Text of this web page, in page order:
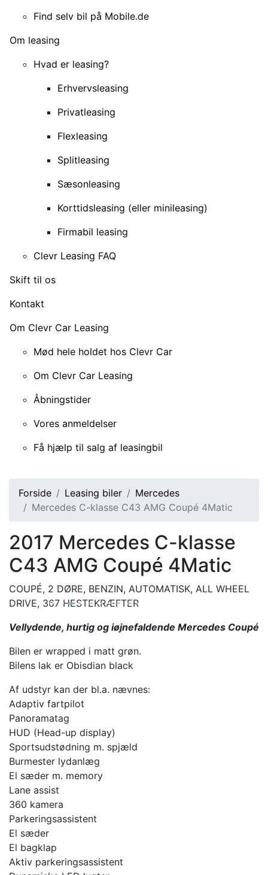
Find selv bil på Mobile.de
Om leasing
Hvad er leasing?
Erhvervsleasing
Privatleasing
Flexleasing
Splitleasing
Sæsonleasing
Korttidsleasing (eller minileasing)
Firmabil leasing
Clevr Leasing FAQ
Skift til os
Kontakt
Om Clevr Car Leasing
Mød hele holdet hos Clevr Car
Om Clevr Car Leasing
Åbningstider
Vores anmeldelser
Få hjælp til salg af leasingbil
Forside Leasing biler
Mercedes
Mercedes C-klasse C43 AMG Coupé 4Matic
2017 Mercedes C-klasse
C43 AMG Coupé 4Matic
COUPÉ, 2 DØRE, BENZIN, AUTOMATISK, ALL WHEEL
DRIVE, 367 HESTEKRÆFTER
Vellydende, hurtig og iøjnefaldende Mercedes Coupé
Bilen er wrapped i matt grøn.
Bilens lak er Obisdian black
Af udstyr kan der bl.a. nævnes:
Adaptiv fartpilot
Panoramatag
HUD (Head-up display)
Sportsudstødning m. spjæld
Burmester lydanlæg
El sæder m. memory
Lane assist
360 kamera
Parkeringsassistent
El sæder
El bagklap
Aktiv parkeringsassistent